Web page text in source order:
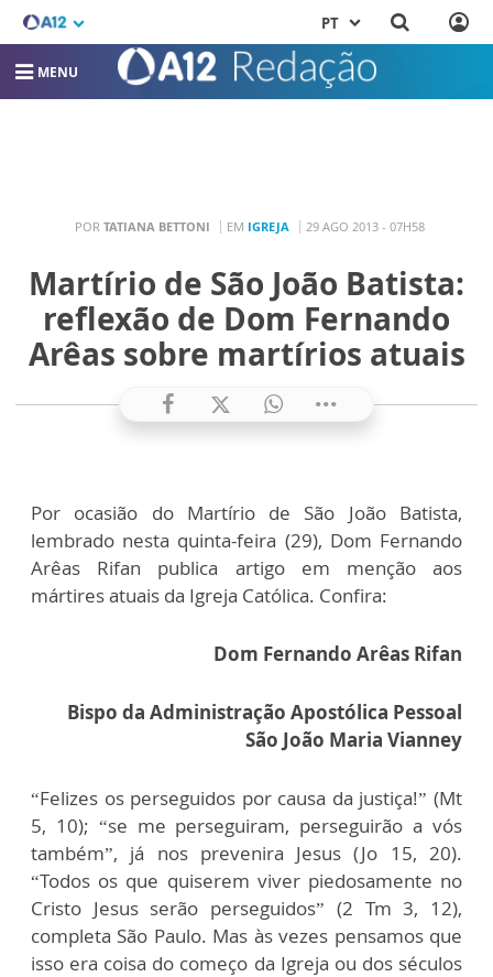
PT
MENU
POR TATIANA BETTONI EM IGREJA 29 AGO 2013 - 07H58
Martírio de São João Batista:
reflexão de Dom Fernando
Arêas sobre martírios atuais
Por ocasião do Martírio de São João Batista,
lembrado nesta quinta-feira (29), Dom Fernando
Arêas Rifan publica artigo em menção aos
mártires atuais da Igreja Católica. Confira:
Dom Fernando Arêas Rifan
Bispo da Administração Apostólica Pessoal
São João Maria Vianney
“Felizes os perseguidos por causa da justiça!” (Mt
5, 10); “se me perseguiram, perseguirão a vós
também”, já nos prevenira Jesus (Jo 15, 20).
“Todos os que quiserem viver piedosamente no
Cristo Jesus serão perseguidos” (2 Tm 3, 12),
completa São Paulo. Mas às vezes pensamos que
isso era coisa do começo da Igreja ou dos séculos